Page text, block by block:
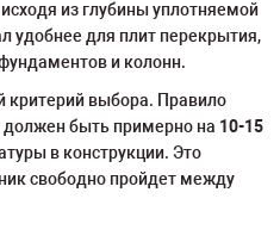
из глубины уплотняемой
удобнее для плит перекрытия,
и колонн.
критерий выбора. Правило
быть примерно на 10-15
в конструкции. Это
свободно пройдет между